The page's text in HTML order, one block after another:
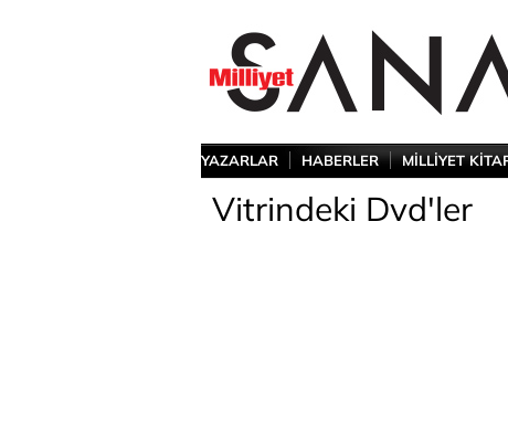
YAZARLAR HABERLER MİLLİYET
Vitrindeki Dvd'ler